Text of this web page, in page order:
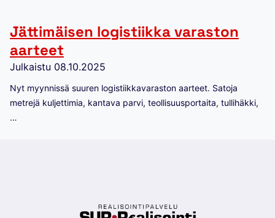
Jättimäisen logistiikka varaston
aarteet
Julkaistu 08.10.2025
Nyt myynnissä suuren logistiikkavaraston aarteet. Satoja
metrejä kuljettimia, kantava parvi, teollisuusportaita, tullihäkki,
…